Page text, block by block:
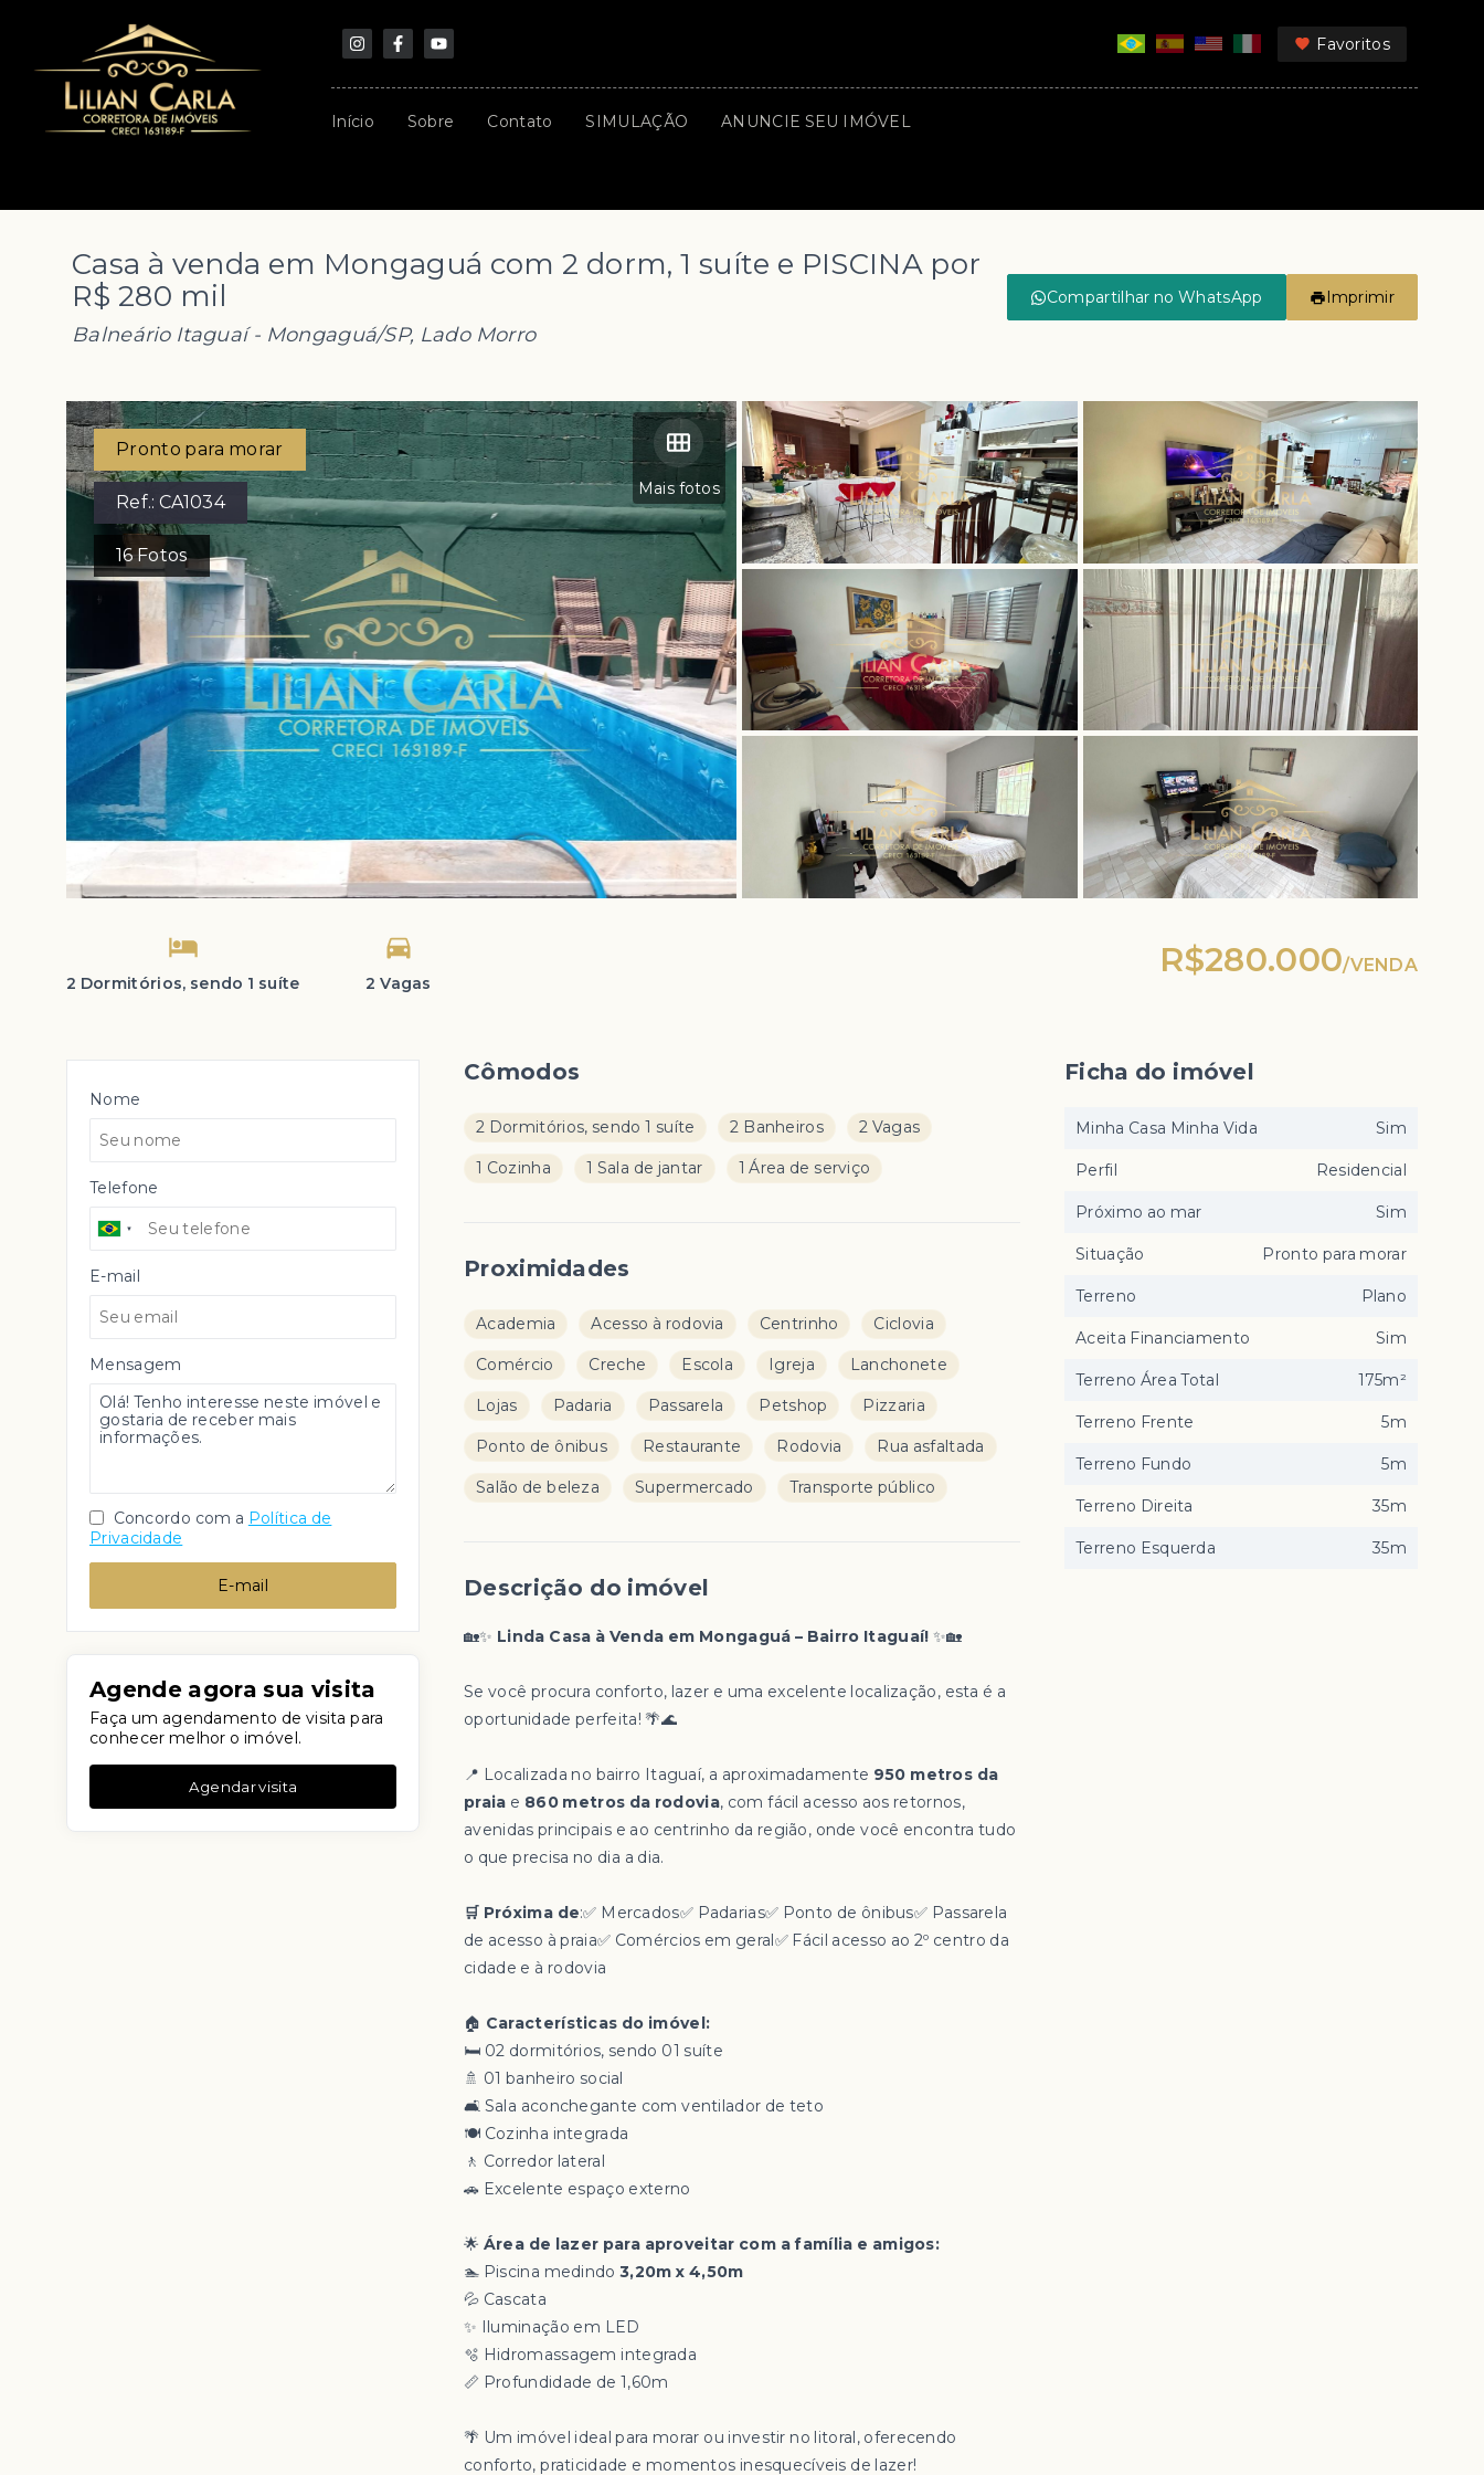
Favoritos
Início Sobre Contato SIMULAÇÃO ANUNCIE SEU IMÓVEL
Casa à venda em Mongaguá com 2 dorm, 1 suíte e PISCINA por
R$ 280 mil
Balneário Itaguaí - Mongaguá/SP, Lado Morro
Compartilhar no WhatsApp Imprimir
Mais fotos
Pronto para morar
Ref.:CA1034
16Fotos
2 Dormitórios, sendo 1 suíte 2 Vagas
R$280.000/VENDA
Nome
Telefone
E-mail
Mensagem
Concordo com a Política de
Privacidade
E-mail
Agende agora sua visita
Faça um agendamento de visita para
conhecer melhor o imóvel.
Agendar visita
Cômodos
2 Dormitórios, sendo 1 suíte 2 Banheiros 2 Vagas
1 Cozinha 1 Sala de jantar 1 Área de serviço
Proximidades
Academia Acesso à rodovia Centrinho Ciclovia
Comércio Creche Escola Igreja Lanchonete
Lojas Padaria Passarela Petshop Pizzaria
Ponto de ônibus Restaurante Rodovia Rua asfaltada
Salão de beleza Supermercado Transporte público
Descrição do imóvel
🏡✨ Linda Casa à Venda em Mongaguá – Bairro Itaguaí! ✨🏡
Se você procura conforto, lazer e uma excelente localização, esta é a
oportunidade perfeita! 🌴🌊
📍 Localizada no bairro Itaguaí, a aproximadamente 950 metros da
praia e 860 metros da rodovia, com fácil acesso aos retornos,
avenidas principais e ao centrinho da região, onde você encontra tudo
o que precisa no dia a dia.
🛒 Próxima de:✅ Mercados✅ Padarias✅ Ponto de ônibus✅ Passarela
de acesso à praia✅ Comércios em geral✅ Fácil acesso ao 2º centro da
cidade e à rodovia
🏠 Características do imóvel:
🛏️ 02 dormitórios, sendo 01 suíte
🚿 01 banheiro social
🛋️ Sala aconchegante com ventilador de teto
🍽️ Cozinha integrada
🚶 Corredor lateral
🚗 Excelente espaço externo
🌟 Área de lazer para aproveitar com a família e amigos:
🏊 Piscina medindo3,20m x 4,50m
💦 Cascata
✨ Iluminação em LED
🫧 Hidromassagem integrada
📏 Profundidade de 1,60m
🌴 Um imóvel ideal para morar ou investir no litoral, oferecendo
conforto, praticidade e momentos inesquecíveis de lazer!
Ficha do imóvel
Minha Casa Minha Vida Sim
Perfil Residencial
Próximo ao mar Sim
Situação Pronto para morar
Terreno Plano
Aceita Financiamento Sim
Terreno Área Total 175m²
Terreno Frente 5m
Terreno Fundo 5m
Terreno Direita 35m
Terreno Esquerda 35m